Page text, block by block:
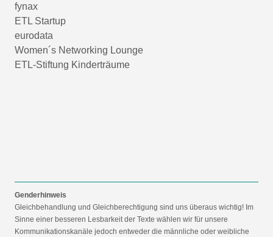
fynax
ETL Startup
eurodata
Women´s Networking Lounge
ETL-Stiftung Kinderträume
Genderhinweis
Gleichbehandlung und Gleichberechtigung sind uns überaus wichtig! Im
Sinne einer besseren Lesbarkeit der Texte wählen wir für unsere
Kommunikationskanäle jedoch entweder die männliche oder weibliche